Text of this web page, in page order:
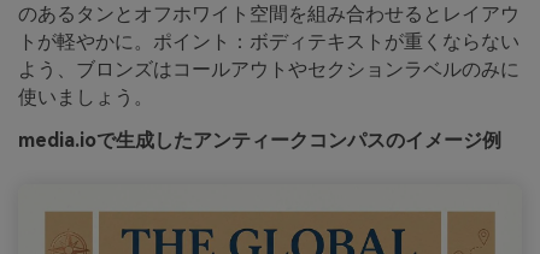
のあるタンとオフホワイト空間を組み合わせるとレイアウ
トが軽やかに。ポイント：ボディテキストが重くならない
よう、ブロンズはコールアウトやセクションラベルのみに
使いましょう。
media.ioで生成したアンティークコンパスのイメージ例